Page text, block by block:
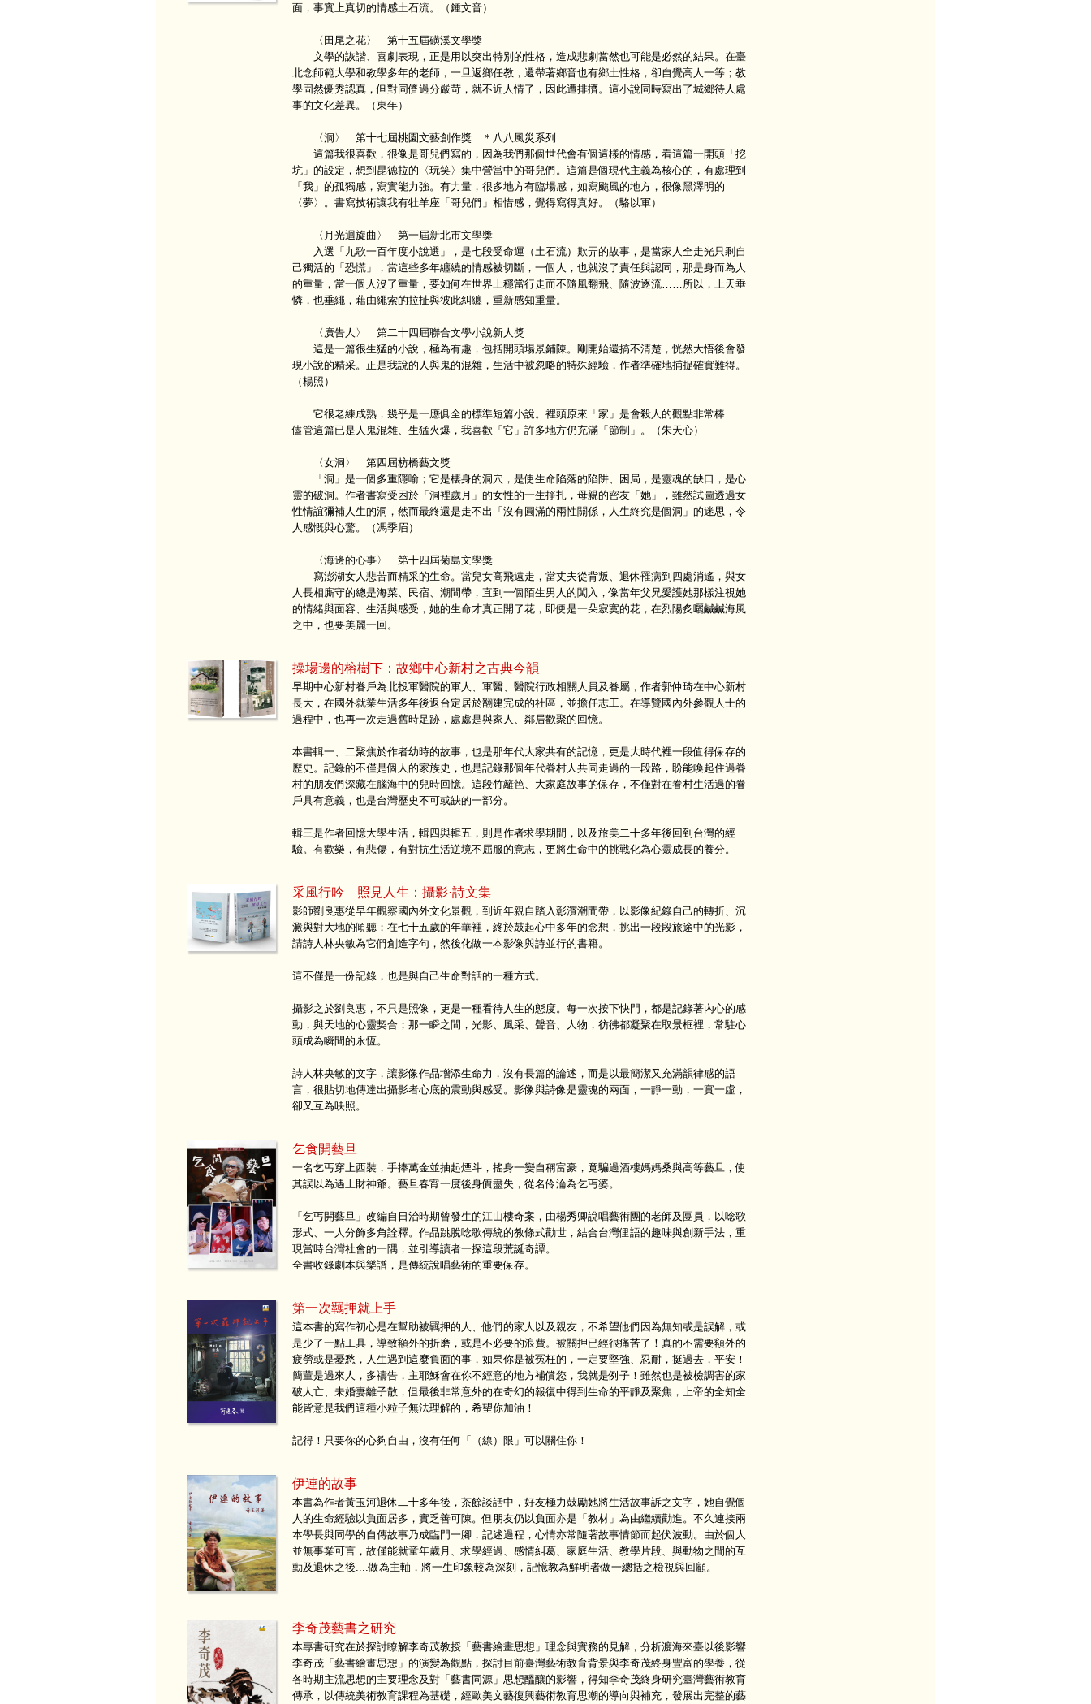
面，事實上真切的情感土石流。（鍾文音）
〈田尾之花〉 第十五屆磺溪文學獎
文學的詼諧、喜劇表現，正是用以突出特別的性格，造成悲劇當然也可能是必然的結果。在臺
北念師範大學和教學多年的老師，一旦返鄉任教，還帶著鄉音也有鄉土性格，卻自覺高人一等；教
學固然優秀認真，但對同儕過分嚴苛，就不近人情了，因此遭排擠。這小說同時寫出了城鄉待人處
事的文化差異。（東年）
〈洞〉 第十七屆桃園文藝創作獎 ＊八八風災系列
這篇我很喜歡，很像是哥兒們寫的，因為我們那個世代會有個這樣的情感，看這篇一開頭「挖
坑」的設定，想到昆德拉的〈玩笑〉集中營當中的哥兒們。這篇是個現代主義為核心的，有處理到
「我」的孤獨感，寫實能力強。有力量，很多地方有臨場感，如寫颱風的地方，很像黑澤明的
〈夢〉。書寫技術讓我有牡羊座「哥兒們」相惜感，覺得寫得真好。（駱以軍）
〈月光迴旋曲〉 第一屆新北市文學獎
入選「九歌一百年度小說選」，是七段受命運（土石流）欺弄的故事，是當家人全走光只剩自
己獨活的「恐慌」，當這些多年纏繞的情感被切斷，一個人，也就沒了責任與認同，那是身而為人
的重量，當一個人沒了重量，要如何在世界上穩當行走而不隨風翻飛、隨波逐流……所以，上天垂
憐，也垂繩，藉由繩索的拉扯與彼此糾纏，重新感知重量。
〈廣告人〉 第二十四屆聯合文學小說新人獎
這是一篇很生猛的小說，極為有趣，包括開頭場景鋪陳。剛開始還搞不清楚，恍然大悟後會發
現小說的精采。正是我說的人與鬼的混雜，生活中被忽略的特殊經驗，作者準確地捕捉確實難得。
（楊照）
它很老練成熟，幾乎是一應俱全的標準短篇小說。裡頭原來「家」是會殺人的觀點非常棒……
儘管這篇已是人鬼混雜、生猛火爆，我喜歡「它」許多地方仍充滿「節制」。（朱天心）
〈女洞〉 第四屆枋橋藝文獎
「洞」是一個多重隱喻；它是棲身的洞穴，是使生命陷落的陷阱、困局，是靈魂的缺口，是心
靈的破洞。作者書寫受困於「洞裡歲月」的女性的一生掙扎，母親的密友「她」，雖然試圖透過女
性情誼彌補人生的洞，然而最終還是走不出「沒有圓滿的兩性關係，人生終究是個洞」的迷思，令
人感慨與心驚。（馮季眉）
〈海邊的心事〉 第十四屆菊島文學獎
寫澎湖女人悲苦而精采的生命。當兒女高飛遠走，當丈夫從背叛、退休罹病到四處消遙，與女
人長相廝守的總是海菜、民宿、潮間帶，直到一個陌生男人的闖入，像當年父兄愛護她那樣注視她
的情緒與面容、生活與感受，她的生命才真正開了花，即便是一朵寂寞的花，在烈陽炙曬鹹鹹海風
之中，也要美麗一回。
操場邊的榕樹下：故鄉中心新村之古典今韻
早期中心新村眷戶為北投軍醫院的軍人、軍醫、醫院行政相關人員及眷屬，作者郭仲琦在中心新村
長大，在國外就業生活多年後返台定居於翻建完成的社區，並擔任志工。在導覽國內外參觀人士的
過程中，也再一次走過舊時足跡，處處是與家人、鄰居歡聚的回憶。
本書輯一、二聚焦於作者幼時的故事，也是那年代大家共有的記憶，更是大時代裡一段值得保存的
歷史。記錄的不僅是個人的家族史，也是記錄那個年代眷村人共同走過的一段路，盼能喚起住過眷
村的朋友們深藏在腦海中的兒時回憶。這段竹籬笆、大家庭故事的保存，不僅對在眷村生活過的眷
戶具有意義，也是台灣歷史不可或缺的一部分。
輯三是作者回憶大學生活，輯四與輯五，則是作者求學期間，以及旅美二十多年後回到台灣的經
驗。有歡樂，有悲傷，有對抗生活逆境不屈服的意志，更將生命中的挑戰化為心靈成長的養分。
采風行吟 照見人生：攝影·詩文集
影師劉良惠從早年觀察國內外文化景觀，到近年親自踏入彰濱潮間帶，以影像紀錄自己的轉折、沉
澱與對大地的傾聽；在七十五歲的年華裡，終於鼓起心中多年的念想，挑出一段段旅途中的光影，
請詩人林央敏為它們創造字句，然後化做一本影像與詩並行的書籍。
這不僅是一份記錄，也是與自己生命對話的一種方式。
攝影之於劉良惠，不只是照像，更是一種看待人生的態度。每一次按下快門，都是記錄著內心的感
動，與天地的心靈契合；那一瞬之間，光影、風采、聲音、人物，彷彿都凝聚在取景框裡，常駐心
頭成為瞬間的永恆。
詩人林央敏的文字，讓影像作品增添生命力，沒有長篇的論述，而是以最簡潔又充滿韻律感的語
言，很貼切地傳達出攝影者心底的震動與感受。影像與詩像是靈魂的兩面，一靜一動，一實一虛，
卻又互為映照。
乞食開藝旦
一名乞丐穿上西裝，手捧萬金並抽起煙斗，搖身一變自稱富豪，竟騙過酒樓媽媽桑與高等藝旦，使
其誤以為遇上財神爺。藝旦春宵一度後身價盡失，從名伶淪為乞丐婆。
「乞丐開藝旦」改編自日治時期曾發生的江山樓奇案，由楊秀卿說唱藝術團的老師及團員，以唸歌
形式、一人分飾多角詮釋。作品跳脫唸歌傳統的教條式勸世，結合台灣俚語的趣味與創新手法，重
現當時台灣社會的一隅，並引導讀者一探這段荒誕奇譚。
全書收錄劇本與樂譜，是傳統說唱藝術的重要保存。
第一次羈押就上手
這本書的寫作初心是在幫助被羈押的人、他們的家人以及親友，不希望他們因為無知或是誤解，或
是少了一點工具，導致額外的折磨，或是不必要的浪費。被關押已經很痛苦了！真的不需要額外的
疲勞或是憂愁，人生遇到這麼負面的事，如果你是被冤枉的，一定要堅強、忍耐，挺過去，平安！
簡董是過來人，多禱告，主耶穌會在你不經意的地方補償您，我就是例子！雖然也是被檢調害的家
破人亡、未婚妻離子散，但最後非常意外的在奇幻的報復中得到生命的平靜及聚焦，上帝的全知全
能皆意是我們這種小粒子無法理解的，希望你加油！
記得！只要你的心夠自由，沒有任何「（線）限」可以關住你！
伊連的故事
本書為作者黃玉河退休二十多年後，茶餘談話中，好友極力鼓勵她將生活故事訴之文字，她自覺個
人的生命經驗以負面居多，實乏善可陳。但朋友仍以負面亦是「教材」為由繼續勸進。不久連接兩
本學長與同學的自傳故事乃成臨門一腳，記述過程，心情亦常隨著故事情節而起伏波動。由於個人
並無事業可言，故僅能就童年歲月、求學經過、感情糾葛、家庭生活、教學片段、與動物之間的互
動及退休之後....做為主軸，將一生印象較為深刻，記憶教為鮮明者做一總括之檢視與回顧。
李奇茂藝書之研究
本專書研究在於探討瞭解李奇茂教授「藝書繪畫思想」理念與實務的見解，分析渡海來臺以後影響
李奇茂「藝書繪畫思想」的演變為觀點，探討目前臺灣藝術教育背景與李奇茂終身豐富的學養，從
各時期主流思想的主要理念及對「藝書同源」思想醞釀的影響，得知李奇茂終身研究臺灣藝術教育
傳承，以傳統美術教育課程為基礎，經歐美文藝復興藝術教育思潮的導向與補充，發展出完整的藝